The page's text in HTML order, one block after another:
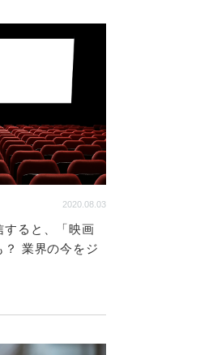
2020.08.03
すると、「映画
？ 業界の今をジ